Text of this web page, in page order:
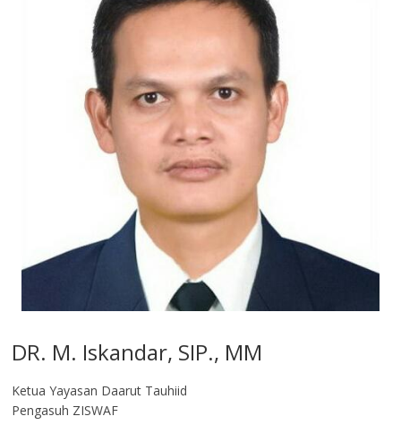
DR. M. Iskandar, SIP., MM
Ketua Yayasan Daarut Tauhiid
Pengasuh ZISWAF